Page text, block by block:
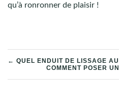
qu’à ronronner de plaisir !
NAVIGATION
DE
← QUEL ENDUIT DE LISSAGE
COMMENT POSER